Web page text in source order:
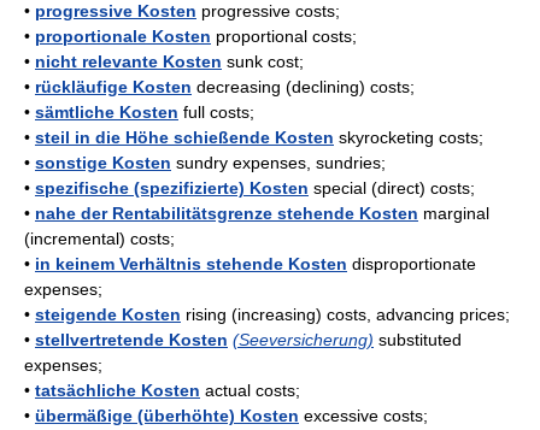
• progressive Kosten progressive costs;
• proportionale Kosten proportional costs;
• nicht relevante Kosten sunk cost;
• rückläufige Kosten decreasing (declining) costs;
• sämtliche Kosten full costs;
• steil in die Höhe schießende Kosten skyrocketing costs;
• sonstige Kosten sundry expenses, sundries;
• spezifische (spezifizierte) Kosten special (direct) costs;
• nahe der Rentabilitätsgrenze stehende Kosten marginal
(incremental) costs;
• in keinem Verhältnis stehende Kosten disproportionate
expenses;
• steigende Kosten rising (increasing) costs, advancing prices;
• stellvertretende Kosten (Seeversicherung) substituted
expenses;
• tatsächliche Kosten actual costs;
• übermäßige (überhöhte) Kosten excessive costs;